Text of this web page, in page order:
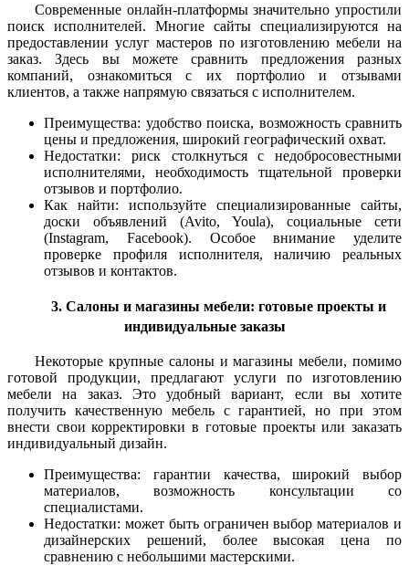
Современные онлайн-платформы значительно упростили
поиск исполнителей. Многие сайты специализируются на
предоставлении услуг мастеров по изготовлению мебели на
заказ. Здесь вы можете сравнить предложения разных
компаний, ознакомиться с их портфолио и отзывами
клиентов, а также напрямую связаться с исполнителем.
Преимущества: удобство поиска, возможность сравнить
цены и предложения, широкий географический охват.
Недостатки: риск столкнуться с недобросовестными
исполнителями, необходимость тщательной проверки
отзывов и портфолио.
Как найти: используйте специализированные сайты,
доски объявлений (Avito, Youla), социальные сети
(Instagram, Facebook). Особое внимание уделите
проверке профиля исполнителя, наличию реальных
отзывов и контактов.
3. Салоны и магазины мебели: готовые проекты и
индивидуальные заказы
Некоторые крупные салоны и магазины мебели, помимо
готовой продукции, предлагают услуги по изготовлению
мебели на заказ. Это удобный вариант, если вы хотите
получить качественную мебель с гарантией, но при этом
внести свои корректировки в готовые проекты или заказать
индивидуальный дизайн.
Преимущества: гарантии качества, широкий выбор
материалов, возможность консультации со
специалистами.
Недостатки: может быть ограничен выбор материалов и
дизайнерских решений, более высокая цена по
сравнению с небольшими мастерскими.